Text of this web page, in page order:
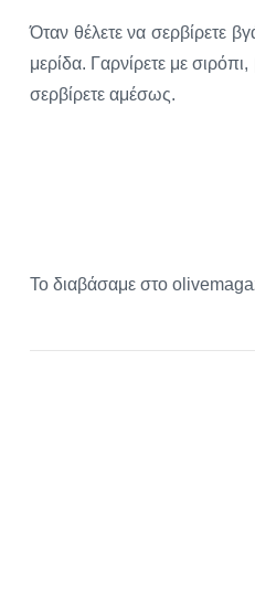
Όταν θέλετε να σερβίρετε
μερίδα. Γαρνίρετε με
σερβίρετε αμέσως.
Το διαβάσαμε στο